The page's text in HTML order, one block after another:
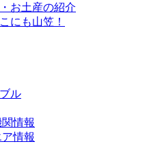
お土産の紹介
にも山笠！
ル
情報
情報